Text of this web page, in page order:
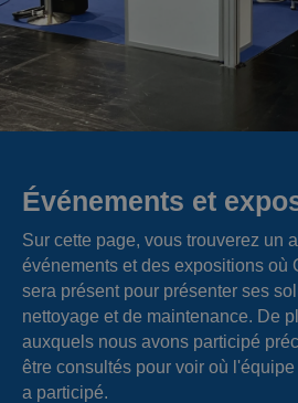
Événements et
Sur cette page, vous trouverez un
événements et des expositions où
sera présent pour présenter ses
nettoyage et de maintenance. De
auxquels nous avons participé
être consultés pour voir où
a participé.